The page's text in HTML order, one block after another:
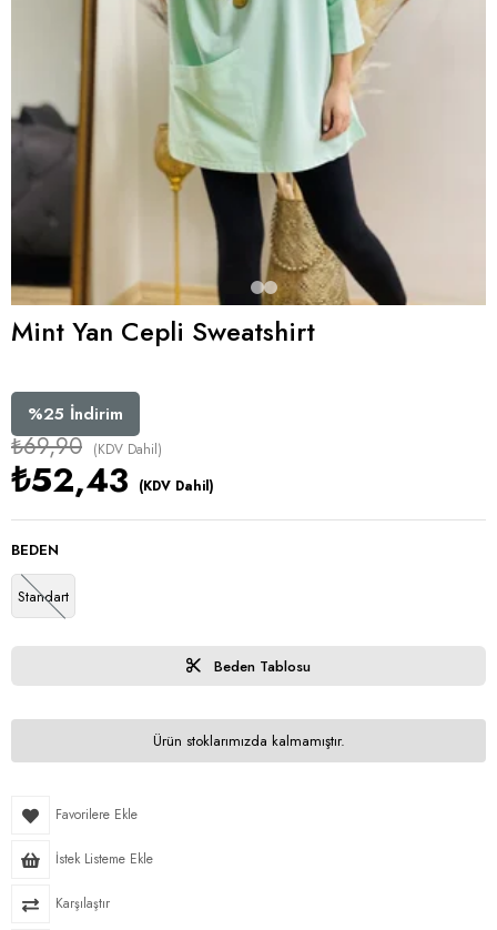
Mint Yan Cepli Sweatshirt
%25 İndirim
₺69,90 (KDV Dahil)
₺52,43 (KDV Dahil)
BEDEN
Standart
Beden Tablosu
Ürün stoklarımızda kalmamıştır.
Favorilere Ekle
İstek Listeme Ekle
Karşılaştır